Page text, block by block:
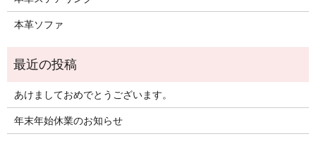
本革ソファ
あけましておめでとうございます。
年末年始休業のお知らせ